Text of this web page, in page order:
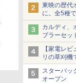
東映の歴代
に。全5種
カルディ、
ブラーセッ
当選無効分
【家電レ
リの草刈
スターバッ
オープン